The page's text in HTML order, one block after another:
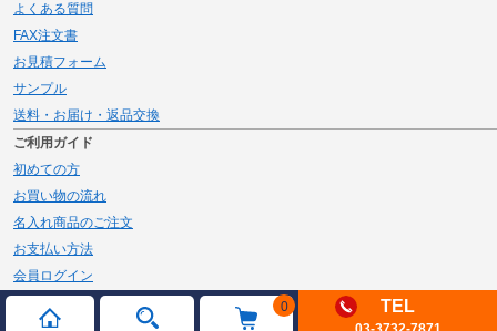
0 TEL
よくある質問
FAX注文書
お見積フォーム
サンプル
送料・お届け・返品交換
ご利用ガイド
初めての方
お買い物の流れ
名入れ商品のご注文
お支払い方法
会員ログイン
メルマガ登録